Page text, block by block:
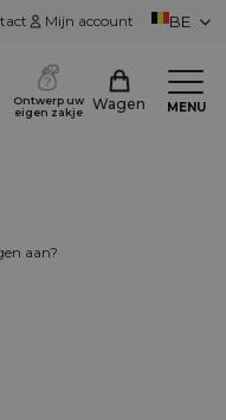
Mijn account BE
Ontwerp uw
eigen zakje
Wagen MENU
aan?